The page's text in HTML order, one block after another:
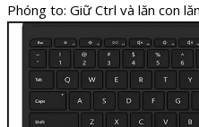
Phóng to: Giữ Ctrl và lăn con